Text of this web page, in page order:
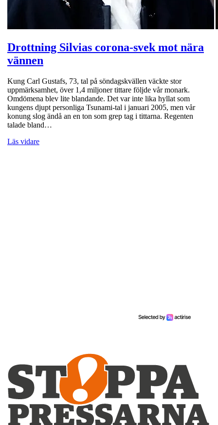
Drottning Silvias corona-svek mot nära
vännen
Kung Carl Gustafs, 73, tal på söndagskvällen väckte stor
uppmärksamhet, över 1,4 miljoner tittare följde vår monark.
Omdömena blev lite blandande. Det var inte lika hyllat som
kungens djupt personliga Tsunami-tal i januari 2005, men vår
konung slog ändå an en ton som grep tag i tittarna. Regenten
talade bland…
Läs vidare